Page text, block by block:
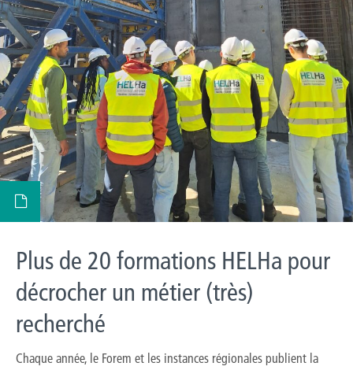
Plus de 20 formations HELHa pour
décrocher un métier (très)
recherché
Chaque année, le Forem et les instances régionales publient la